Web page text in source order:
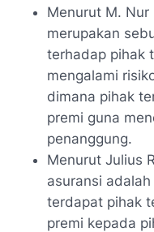
Menurut M. Nur
merupakan
terhadap pihak
mengalami
dimana pihak
premi guna
penanggung.
Menurut Julius
asuransi
terdapat pihak
premi kepada